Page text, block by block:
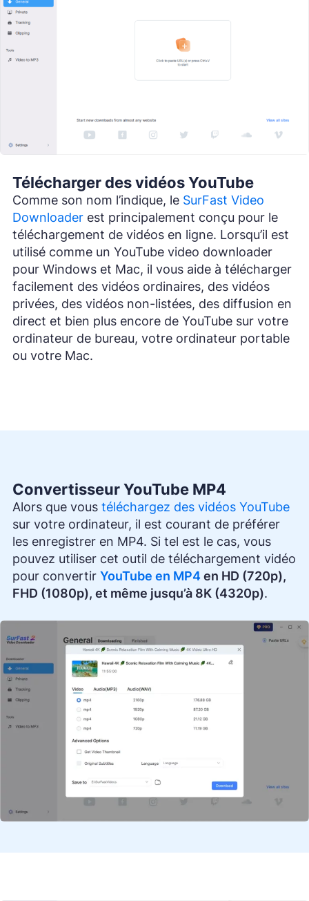
Télécharger des vidéos YouTube
Comme son nom l’indique, le SurFast Video
Downloader est principalement conçu pour le
téléchargement de vidéos en ligne. Lorsqu’il est
utilisé comme un YouTube video downloader
pour Windows et Mac, il vous aide à télécharger
facilement des vidéos ordinaires, des vidéos
privées, des vidéos non-listées, des diffusion en
direct et bien plus encore de YouTube sur votre
ordinateur de bureau, votre ordinateur portable
ou votre Mac.
Convertisseur YouTube MP4
Alors que vous téléchargez des vidéos YouTube
sur votre ordinateur, il est courant de préférer
les enregistrer en MP4. Si tel est le cas, vous
pouvez utiliser cet outil de téléchargement vidéo
pour convertir YouTube en MP4en HD (720p),
FHD (1080p), et même jusqu’à 8K (4320p).